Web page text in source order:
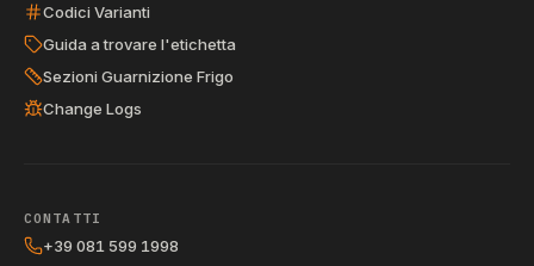
Codici Varianti
Guida a trovare l'etichetta
Sezioni Guarnizione Frigo
Change Logs
CONTATTI
+39 081 599 1998